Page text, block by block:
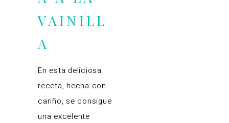
VAINILL
A
En esta deliciosa
receta, hecha con
cariño, se consigue
una excelente